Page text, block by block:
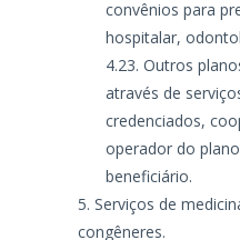
convênios para
hospitalar,
Outros
através de
credenciados,
operador do
beneficiário.
Serviços de
congêneres.